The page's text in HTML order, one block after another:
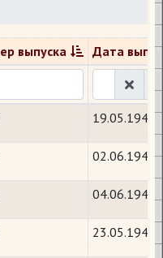
выпуска Дата
19.05.1943
02.06.1944
04.06.1944
23.05.1943